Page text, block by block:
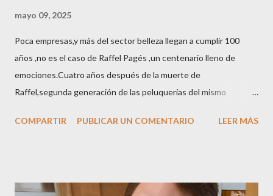
mayo 09, 2025
Poca empresas,y más del sector belleza llegan a cumplir 100
años ,no es el caso de Raffel Pagés ,un centenario lleno de
emociones.Cuatro años después de la muerte de
Raffel,segunda generación de las peluquerías del mismo
sector en una cena de reconocimiento.Sus hijas Carolina (CEO
COMPARTIR PUBLICAR UN COMENTARIO LEER MÁS